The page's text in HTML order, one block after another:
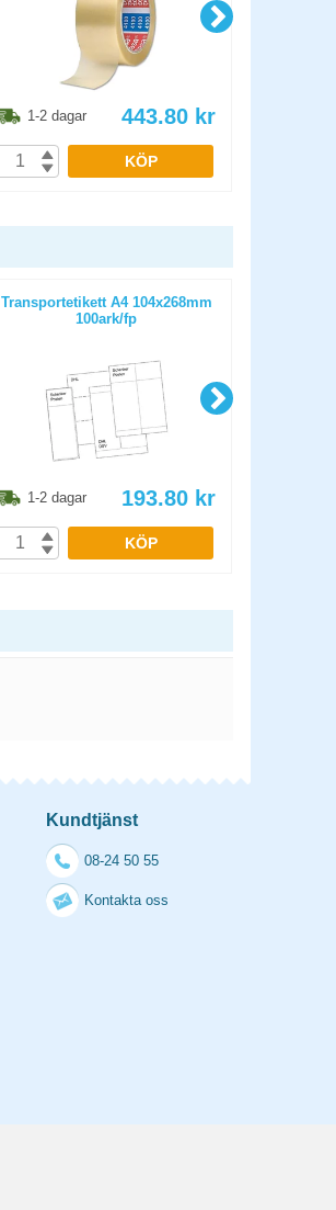
1-2 dagar 443.80 kr
KÖP
Transportetikett A4 104x268mm
100ark/fp
1-2 dagar 193.80 kr
KÖP
Kundtjänst
08-24 50 55
Kontakta oss